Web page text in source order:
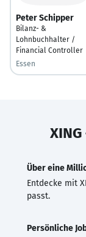
Peter Schipper
Bilanz- &
Lohnbuchhalter /
Financial Controller
Essen
Über eine
Entdecke mit
passt.
Persönliche